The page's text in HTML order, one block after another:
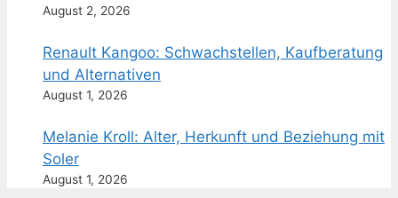
August 2, 2026
Renault Kangoo: Schwachstellen, Kaufberatung
und Alternativen
August 1, 2026
Melanie Kroll: Alter, Herkunft und Beziehung mit
Soler
August 1, 2026